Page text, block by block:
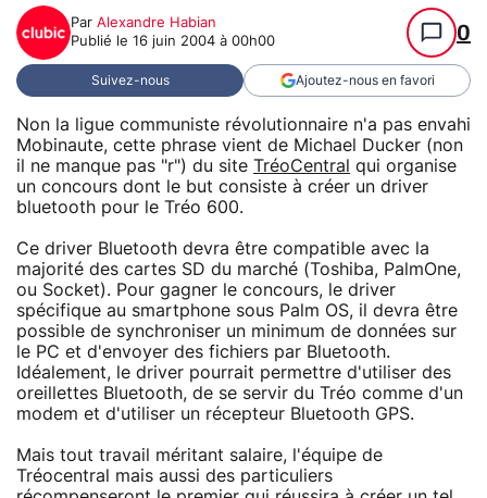
Par Alexandre Habian
Publié le 16 juin 2004 à 00h00 0
Suivez-nous Ajoutez-nous en favori
Non la ligue communiste révolutionnaire n'a pas envahi
Mobinaute, cette phrase vient de Michael Ducker (non
il ne manque pas "r") du site TréoCentral
qui organise
un concours dont le but consiste à créer un driver
bluetooth pour le Tréo 600.
Ce driver Bluetooth devra être compatible avec la
majorité des cartes SD du marché (Toshiba, PalmOne,
ou Socket). Pour gagner le concours, le driver
spécifique au smartphone sous Palm OS, il devra être
possible de synchroniser un minimum de données sur
le PC et d'envoyer des fichiers par Bluetooth.
Idéalement, le driver pourrait permettre d'utiliser des
oreillettes Bluetooth, de se servir du Tréo comme d'un
modem et d'utiliser un récepteur Bluetooth GPS.
Mais tout travail méritant salaire, l'équipe de
Tréocentral mais aussi des particuliers